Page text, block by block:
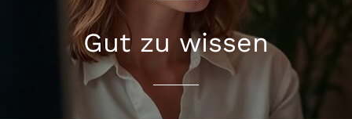
Gut zu wissen